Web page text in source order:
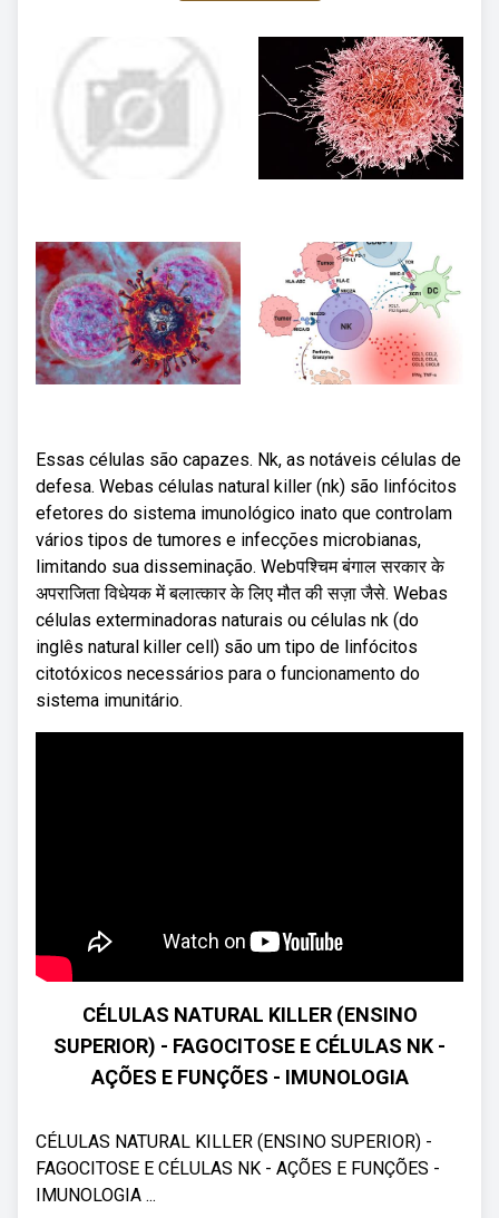
Essas células são capazes. Nk, as notáveis células de
defesa. Webas células natural killer (nk) são linfócitos
efetores do sistema imunológico inato que controlam
vários tipos de tumores e infecções microbianas,
limitando sua disseminação. Webपश्चिम बंगाल सरकार के
अपराजिता विधेयक में बलात्कार के लिए मौत की सज़ा जैसे. Webas
células exterminadoras naturais ou células nk (do
inglês natural killer cell) são um tipo de linfócitos
citotóxicos necessários para o funcionamento do
sistema imunitário.
CÉLULAS NATURAL KILLER (ENSINO
SUPERIOR) - FAGOCITOSE E CÉLULAS NK -
AÇÕES E FUNÇÕES - IMUNOLOGIA
CÉLULAS NATURAL KILLER (ENSINO SUPERIOR) -
FAGOCITOSE E CÉLULAS NK - AÇÕES E FUNÇÕES -
IMUNOLOGIA ...